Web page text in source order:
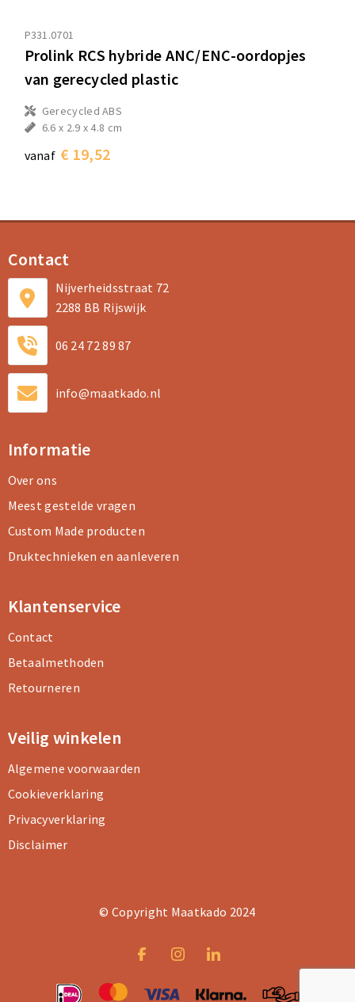
P331.0701
Prolink RCS hybride ANC/ENC-oordopjes
van gerecycled plastic
Gerecycled ABS
6.6 x 2.9 x 4.8 cm
vanaf € 19,52
Contact
Nijverheidsstraat 72
2288 BB Rijswijk
06 24 72 89 87
info@maatkado.nl
Informatie
Over ons
Meest gestelde vragen
Custom Made producten
Druktechnieken en aanleveren
Klantenservice
Contact
Betaalmethoden
Retourneren
Veilig winkelen
Algemene voorwaarden
Cookieverklaring
Privacyverklaring
Disclaimer
© Copyright Maatkado 2024